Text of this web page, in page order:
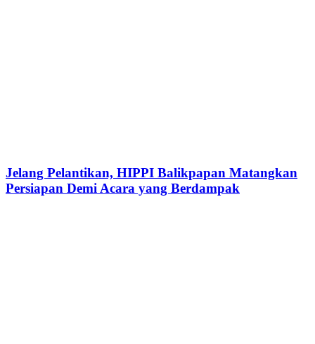
Jelang Pelantikan, HIPPI Balikpapan Matangkan
Persiapan Demi Acara yang Berdampak